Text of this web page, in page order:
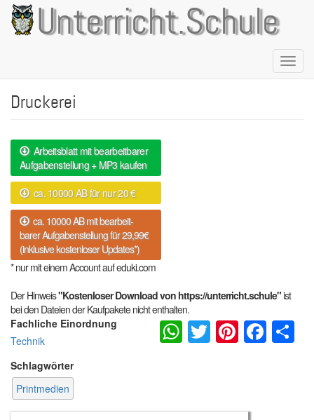
Direkt
zum
Inhalt
Unterricht.Schule
Druckerei
Arbeitsblatt mit bearbeitbarer
Aufgabenstellung + MP3 kaufen
ca. 10000 AB für nur 20 €
ca. 10000 AB mit bearbeit-
barer Aufgabenstellung für 29,99€
(inklusive kostenloser Updates*)
* nur mit einem Account auf eduki.com
Der Hinweis"Kostenloser Download von https://unterricht.schule"ist
bei den Dateien der Kaufpakete nicht enthalten.
Fachliche Einordnung
Technik
Schlagwörter
Printmedien
WhatsApp
Twitter